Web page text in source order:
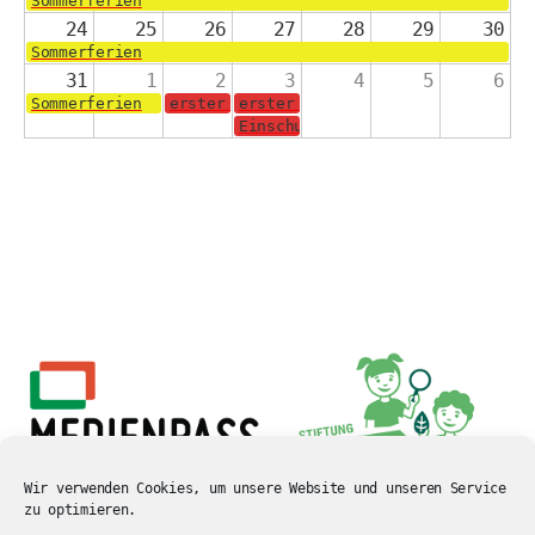
Wir verwenden Cookies, um unsere Website und unseren Service
zu optimieren.
24 25 26 27 28 29 30
Sommerferien
31 1 2 3 4 5 6
Sommerferien erster Schultag für die Jahrgänge 2-4
erster Schultag für die
Einschulungsgottesdienst in der